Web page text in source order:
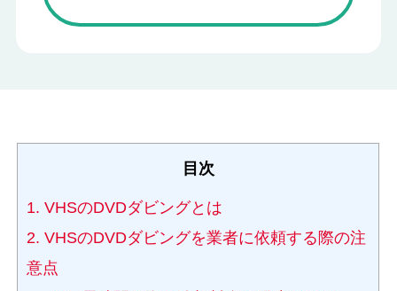
目次
1. VHSのDVDダビングとは
2. VHSのDVDダビングを業者に依頼する際の注
意点